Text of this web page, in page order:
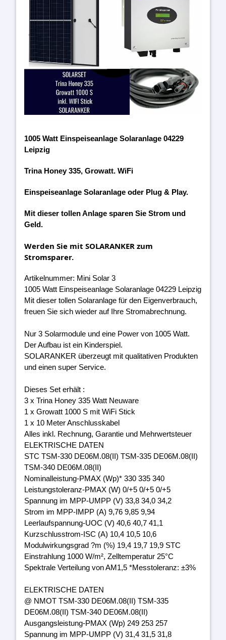
1005 Watt Einspeiseanlage Solaranlage 04229
Leipzig
Trina Honey 335, Growatt. WiFi
Einspeiseanlage Solaranlage oder Plug & Play.
Mit dieser tollen Anlage sparen Sie Strom und
Geld.
Werden Sie mit SOLARANKER zum
Stromsparer.
Artikelnummer: Mini Solar 3
1005 Watt Einspeiseanlage Solaranlage 04229 Leipzig
Mit dieser tollen Solaranlage für den Eigenverbrauch,
freuen Sie sich wieder auf Ihre Stromabrechnung.
Nur 3 Solarmodule und eine Power von 1005 Watt.
Der Aufbau ist ein Kinderspiel.
SOLARANKER überzeugt mit qualitativen Produkten
und einen super Service.
Dieses Set erhält :
3 x Trina Honey 335 Watt Neuware
1 x Growatt 1000 S mit WiFi Stick
1 x 10 Meter Anschlusskabel
Alles inkl. Rechnung, Garantie und Mehrwertsteuer
ELEKTRISCHE DATEN
STC TSM-330 DE06M.08(II) TSM-335 DE06M.08(II)
TSM-340 DE06M.08(II)
Nominalleistung-PMAX (Wp)* 330 335 340
Leistungstoleranz-PMAX (W) 0/+5 0/+5 0/+5
Spannung im MPP-UMPP (V) 33,8 34,0 34,2
Strom im MPP-IMPP (A) 9,76 9,85 9,94
Leerlaufspannung-UOC (V) 40,6 40,7 41,1
Kurzschlusstrom-ISC (A) 10,4 10,5 10,6
Modulwirkungsgrad ?m (%) 19,4 19,7 19,9 STC
Einstrahlung 1000 W/m², Zelltemperatur 25°C
Spektrale Verteilung von AM1,5 *Messtoleranz: ±3%
ELEKTRISCHE DATEN
@ NMOT TSM-330 DE06M.08(II) TSM-335
DE06M.08(II) TSM-340 DE06M.08(II)
Ausgangsleistung-PMAX (Wp) 249 253 257
Spannung im MPP-UMPP (V) 31,4 31,5 31,8